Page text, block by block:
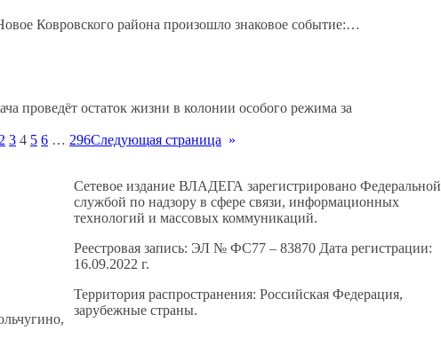
Ковровского района произошло знаковое событие:…
проведёт остаток жизни в колонии особого режима за
2 3 4 5 6 … 296Следующая страница »
Сетевое издание ВЛАДЕГА зарегистрировано Федеральной
службой по надзору в сфере связи, информационных
технологий и массовых коммуникаций.
Реестровая запись: ЭЛ № ФС77 – 83870 Дата регистрации:
16.09.2022 г.
Территория распространения: Российская Федерация,
зарубежные страны.